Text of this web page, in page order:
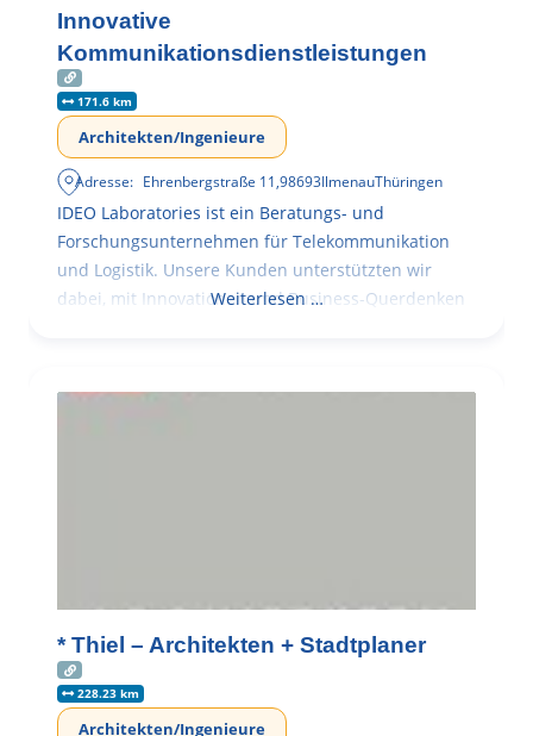
Innovative
Kommunikationsdienstleistungen
171.6 km
Architekten/Ingenieure
Adresse: Ehrenbergstraße 11,98693IlmenauThüringen
IDEO Laboratories ist ein Beratungs- und
Forschungsunternehmen für Telekommunikation
und Logistik. Unsere Kunden unterstützten wir
dabei, mit Innovationen und Business-Querdenken
Weiterlesen …
* Thiel – Architekten + Stadtplaner
228.23 km
Architekten/Ingenieure